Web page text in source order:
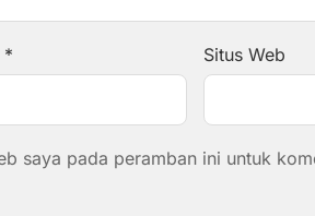
* Situs Web
saya pada peramban ini untuk